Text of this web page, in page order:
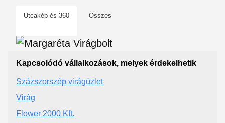
Utcakép és 360 Összes
Kapcsolódó vállalkozások, melyek érdekelhetik
Százszorszép virágüzlet
Virág
Flower 2000 Kft.